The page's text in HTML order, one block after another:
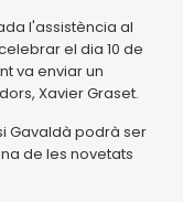
l'assistència al
el dia 10 de
va enviar un
Xavier Graset.
Gavaldà podrà ser
de les novetats